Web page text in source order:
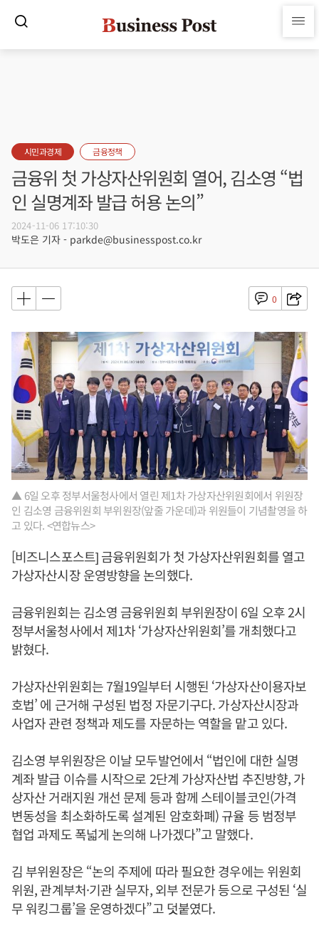
시민과경제 금융정책
금융위 첫 가상자산위원회 열어, 김소영 “법
인 실명계좌 발급 허용 논의”
2024-11-06 17:10:30
박도은 기자 - parkde@businesspost.co.kr
0
▲ 6일 오후 정부서울청사에서 열린 제1차 가상자산위원회에서 위원장
인 김소영 금융위원회 부위원장(앞줄 가운데)과 위원들이 기념촬영을 하
고 있다. <연합뉴스>
[비즈니스포스트] 금융위원회가 첫 가상자산위원회를 열고
가상자산시장 운영방향을 논의했다.
금융위원회는 김소영 금융위원회 부위원장이 6일 오후 2시
정부서울청사에서 제1차 ‘가상자산위원회’를 개최했다고
밝혔다.
가상자산위원회는 7월19일부터 시행된 ‘가상자산이용자보
호법’ 에 근거해 구성된 법정 자문기구다. 가상자산시장과
사업자 관련 정책과 제도를 자문하는 역할을 맡고 있다.
김소영 부위원장은 이날 모두발언에서 “법인에 대한 실명
계좌 발급 이슈를 시작으로 2단계 가상자산법 추진방향, 가
상자산 거래지원 개선 문제 등과 함께 스테이블코인(가격
변동성을 최소화하도록 설계된 암호화폐) 규율 등 범정부
협업 과제도 폭넓게 논의해 나가겠다”고 말했다.
김 부위원장은 “논의 주제에 따라 필요한 경우에는 위원회
위원, 관계부처·기관 실무자, 외부 전문가 등으로 구성된 ‘실
무 워킹그룹’을 운영하겠다”고 덧붙였다.